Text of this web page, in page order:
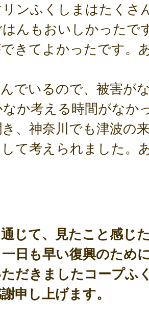
ンふくしまはたくさ
んもおいしかったで
できてよかったです。
んでいるので、被害が
か考える時間がなか
、神奈川でも津波の
て考えられました。
じて、見たこと感じ
日も早い復興のため
だきましたコープふ
申し上げます。